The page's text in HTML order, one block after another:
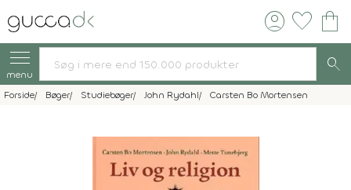
account_circle favorite shopping_bag
menu search
Forside Bøger Studiebøger John Rydahl Carsten Bo Mortensen